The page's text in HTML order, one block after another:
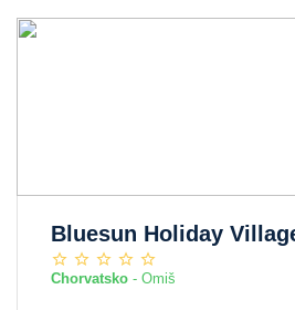
Bluesun Holiday
Chorvatsko - Omiš